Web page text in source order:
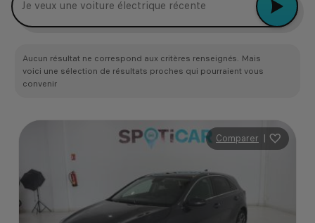
Aucun résultat ne correspond aux critères renseignés. Mais
voici une sélection de résultats proches qui pourraient vous
convenir
Comparer |